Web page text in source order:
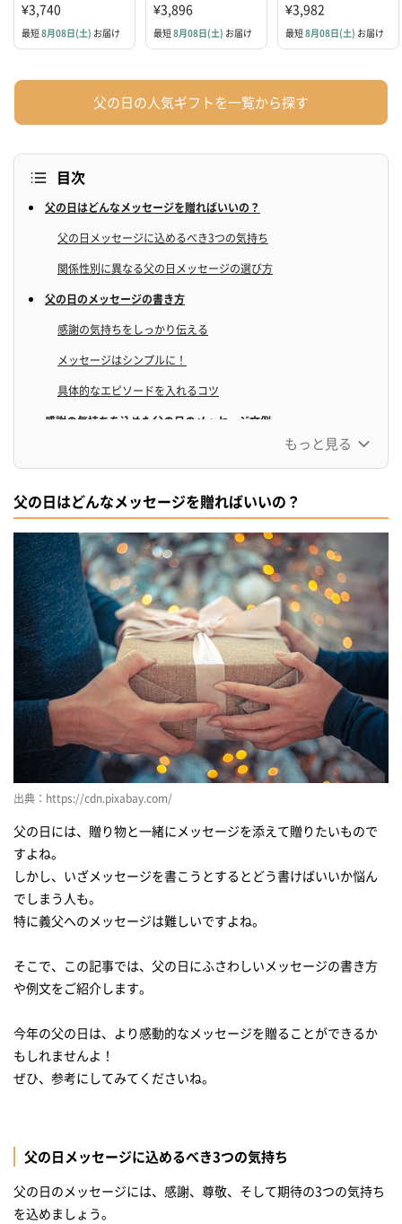
¥3,740
最短8月08日(土) お届け
¥3,896
最短8月08日(土) お届け
¥3,982
最短8月08日(土) お届け
父の日の人気ギフトを一覧から探す
もっと見る
目次
父の日はどんなメッセージを贈ればいいの？
父の日メッセージに込めるべき3つの気持ち
関係性別に異なる父の日メッセージの選び方
父の日のメッセージの書き方
感謝の気持ちをしっかり伝える
メッセージはシンプルに！
具体的なエピソードを入れるコツ
感謝の気持ちを込めた父の日のメッセージ文例
【シーン別】父の日メッセージ例文集
娘から贈る父の日メッセージ例文集
息子から贈る父の日メッセージ例文集
面白いお父さんに贈るメッセージ例文集
一人暮らしをしている方が贈る父の日メッセージ例文集
普段中々話さないお父さんに贈る例文集
仕事が忙しいお父さんへのメッセージ例
定年退職したお父さんへの感謝メッセージ
父の日に贈る！【義父】へのメッセージ例文集
結婚後初めての父の日は気を遣った文章を
親しい関係の義父へのカジュアルメッセージ
父の日に贈る！【英語】のメッセージ例文集
日本語と英語を組み合わせたメッセージ例
面白メッセージ例文集
クスッと笑える！父の日の面白いメッセージ例文集
メッセージケーキで父の日のお祝いを華やかに
【2025年】父の日の人気プレゼントランキング
名入れ可能な高級日本酒ギフト
父の日はどんなメッセージを贈ればいいの？
出典：https://cdn.pixabay.com/
父の日には、贈り物と一緒にメッセージを添えて贈りたいもので
すよね。
しかし、いざメッセージを書こうとするとどう書けばいいか悩ん
でしまう人も。
特に義父へのメッセージは難しいですよね。
そこで、この記事では、父の日にふさわしいメッセージの書き方
や例文をご紹介します。
今年の父の日は、より感動的なメッセージを贈ることができるか
もしれませんよ！
ぜひ、参考にしてみてくださいね。
父の日メッセージに込めるべき3つの気持ち
父の日のメッセージには、感謝、尊敬、そして期待の3つの気持ち
を込めましょう。